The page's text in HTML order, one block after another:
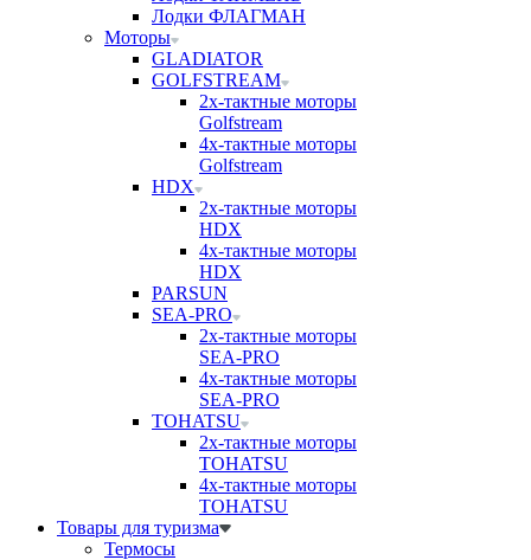
Лодки ФЛАГМАН
Моторы
GLADIATOR
GOLFSTREAM
2х-тактные моторы
Golfstream
4х-тактные моторы
Golfstream
HDX
2х-тактные моторы
HDX
4х-тактные моторы
HDX
PARSUN
SEA-PRO
2х-тактные моторы
SEA-PRO
4х-тактные моторы
SEA-PRO
TOHATSU
2х-тактные моторы
TOHATSU
4х-тактные моторы
TOHATSU
Товары для туризма
Термосы